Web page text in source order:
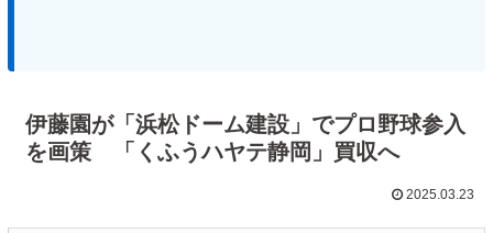
伊藤園が「浜松ドーム建設」でプロ野球参入
を画策 「くふうハヤテ静岡」買収へ
2025.03.23